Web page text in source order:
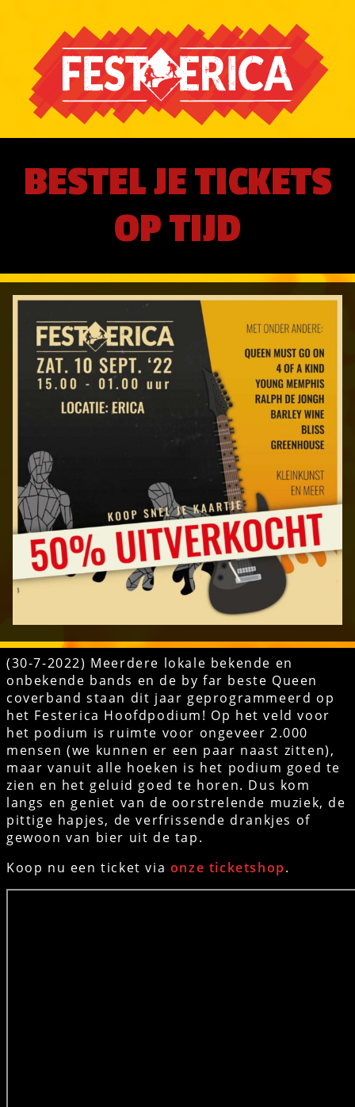
BESTEL JE TICKETS
OP TIJD
(30-7-2022) Meerdere lokale bekende en
onbekende bands en de by far beste Queen
coverband staan dit jaar geprogrammeerd op
het Festerica Hoofdpodium! Op het veld voor
het podium is ruimte voor ongeveer 2.000
mensen (we kunnen er een paar naast zitten),
maar vanuit alle hoeken is het podium goed te
zien en het geluid goed te horen. Dus kom
langs en geniet van de oorstrelende muziek, de
pittige hapjes, de verfrissende drankjes of
gewoon van bier uit de tap.
Koop nu een ticket via onze ticketshop.